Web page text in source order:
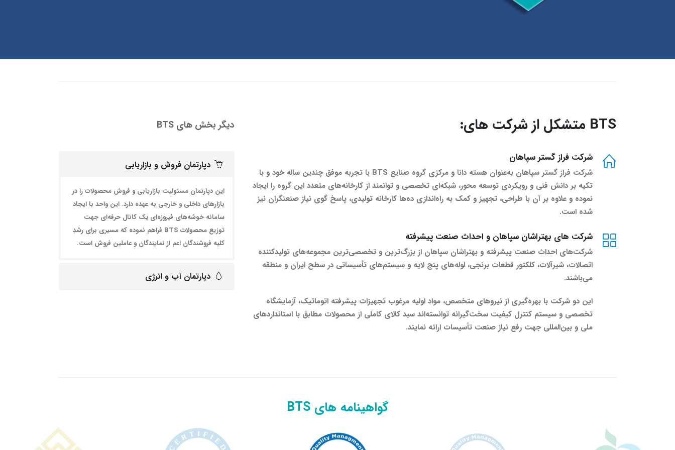
BTS متشکل از شرکت های:
شرکت فراز گستر سپاهان
شرکت فراز گستر سپاهان به‌عنوان هسته دانا و مرکزی گروه صنایع BTS با تجربه موفق چندین ساله خود و با
تکیه بر دانش فنی و رویکردی توسعه محور، شبکه‌ای تخصصی و توانمند از کارخانه‌های متعدد این گروه را ایجاد
نموده و علاوه بر آن با طراحی، تجهیز و کمک به راه‌اندازی ده‌ها کارخانه تولیدی، پاسخ گوی نیاز صنعتگران نیز
شده است.
شرکت های بهتراشان سپاهان و احداث صنعت پیشرفته
شرکت‌های احداث صنعت پیشرفته و بهتراشان سپاهان از بزرگ‌ترین و تخصصی‌ترین مجموعه‌های تولیدکننده
اتصالات، شیرآلات، کلکتور قطعات برنجی، لوله‌های پنج لایه و سیستم‌های تأسیساتی در سطح ایران و منطقه
می‌باشند.
این دو شرکت با بهره‌گیری از نیروهای متخصص، مواد اولیه مرغوب تجهیزات پیشرفته اتوماتیک، آزمایشگاه
تخصصی و سیستم کنترل کیفیت سخت‌گیرانه توانسته‌اند سبد کالای کاملی از محصولات مطابق با استانداردهای
ملی و بین‌المللی جهت رفع نیاز صنعت تأسیسات ارائه نمایند.
دیگر بخش های BTS
دپارتمان فروش و بازاریابی
این دپارتمان مسئولیت بازاریابی و فروش محصولات را در
بازارهای داخلی و خارجی به عهده دارد. این واحد با ایجاد
سامانه خوشه‌های فیروزه‌ای یک کانال حرفه‌ای جهت
توزیع محصولات BTS فراهم نموده که مسیری برای رشدِ
کلیه فروشندگان اعم از نمایندگان و عاملین فروش است.
دپارتمان آب و انرژی
گواهینامه های BTS